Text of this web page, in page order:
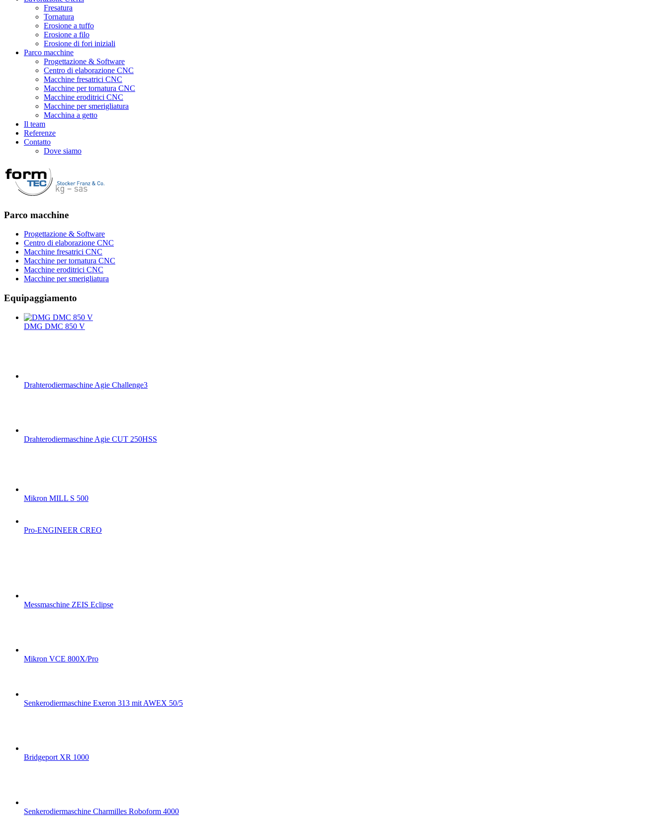
Fresatura
Tornatura
Erosione a tuffo
Erosione a filo
Erosione di fori iniziali
Parco macchine
Progettazione & Software
Centro di elaborazione CNC
Macchine fresatrici CNC
Macchine per tornatura CNC
Macchine eroditrici CNC
Macchine per smerigliatura
Macchina a getto
Il team
Referenze
Contatto
Dove siamo
Parco macchine
Progettazione & Software
Centro di elaborazione CNC
Macchine fresatrici CNC
Macchine per tornatura CNC
Macchine eroditrici CNC
Macchine per smerigliatura
Equipaggiamento
DMG DMC 850 V
Drahterodiermaschine Agie Challenge3
Drahterodiermaschine Agie CUT 250HSS
Mikron MILL S 500
Pro-ENGINEER CREO
Messmaschine ZEIS Eclipse
Mikron VCE 800X/Pro
Senkerodiermaschine Exeron 313 mit AWEX 50/5
Bridgeport XR 1000
Senkerodiermaschine Charmilles Roboform 4000